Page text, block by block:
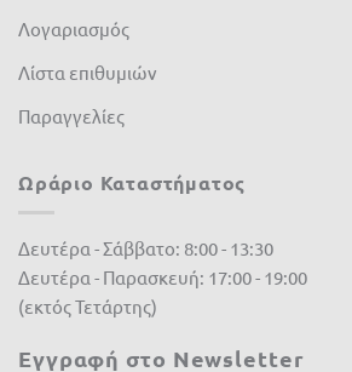
Λογαριασμός
Λίστα επιθυμιών
Παραγγελίες
Ωράριο Καταστήματος
Δευτέρα - Σάββατο: 8:00 - 13:30
Δευτέρα - Παρασκευή: 17:00 - 19:00
(εκτός Τετάρτης)
Εγγραφή στο Newsletter